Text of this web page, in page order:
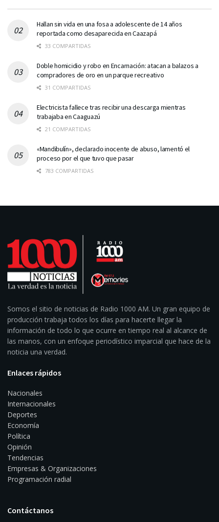
Hallan sin vida en una fosa a adolescente de 14 años
reportada como desaparecida en Caazapá
33 COMPARTIDAS
Doble homicidio y robo en Encarnación: atacan a balazos a
compradores de oro en un parque recreativo
31 COMPARTIDAS
Electricista fallece tras recibir una descarga mientras
trabajaba en Caaguazú
21 COMPARTIDAS
«Mandibulín», declarado inocente de abuso, lamentó el
proceso por el que tuvo que pasar
783 COMPARTIDAS
Somos el sitio de noticias de Radio 1000 AM. Un gran equipo de
producción trabaja todos los días para hacerte llegar la
información de todo lo que ocurre en tiempo real al alcance de
las manos, con un enfoque periodístico imparcial que hace de la
noticia una verdad.
Enlaces rápidos
Nacionales
Internacionales
Deportes
Economía
Política
Opinión
Tendencias
Empresas & Organizaciones
Programación radial
Contáctanos